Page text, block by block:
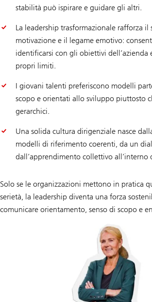
stabilità può ispirare e guidare gli altri.
La leadership trasformazionale rafforza il
motivazione e il legame emotivo:
identificarsi con gli obiettivi dell’azienda
propri limiti.
I giovani talenti preferiscono modelli
scopo e orientati allo sviluppo piuttosto
gerarchici.
Una solida cultura dirigenziale nasce
modelli di riferimento coerenti, da un
dall’apprendimento collettivo all’interno
Solo se le organizzazioni mettono in pratica
serietà, la leadership diventa una forza
comunicare orientamento, senso di scopo e